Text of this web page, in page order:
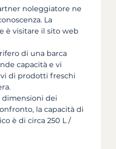
noleggiatore ne
La
è visitare il sito web
di una barca
capacità e vi
di prodotti freschi
dimensioni dei
la capacità di
è di circa 250 L /